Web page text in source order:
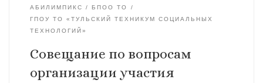
АБИЛИМПИКС
БПОО ТО
ГПОУ ТО «ТУЛЬСКИЙ ТЕХНИКУМ СОЦИАЛЬНЫХ
ТЕХНОЛОГИЙ»
Совещание по вопросам
организации участия